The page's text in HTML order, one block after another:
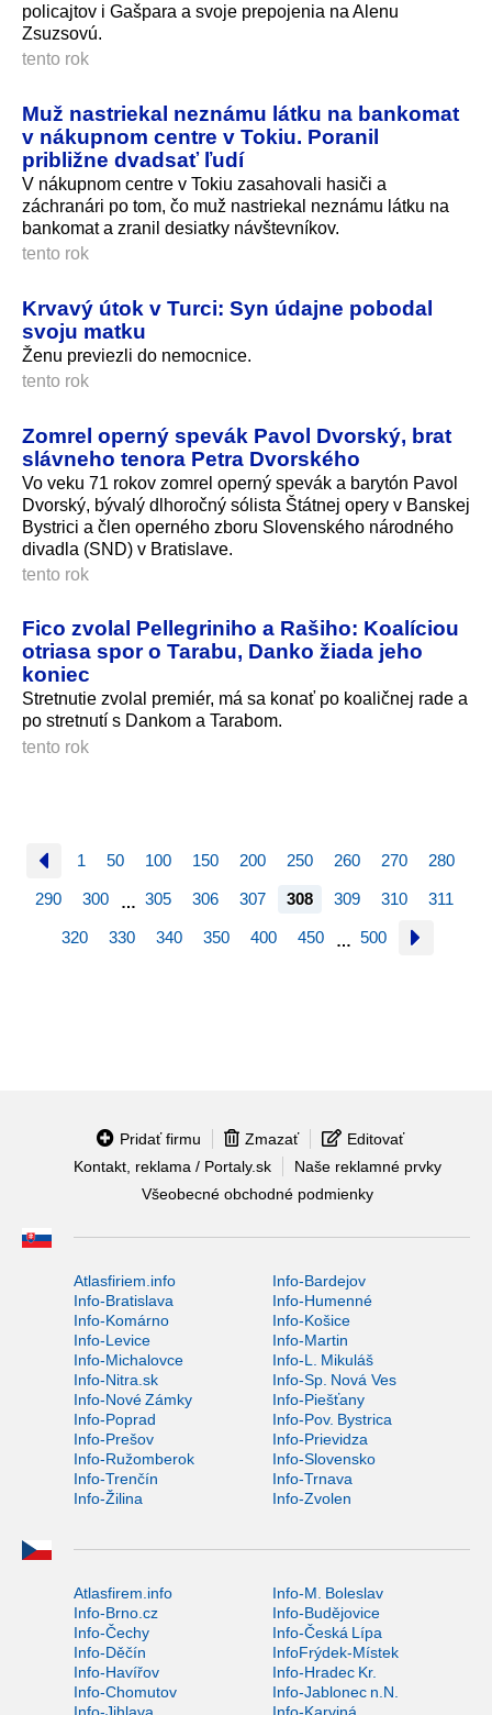
policajtov i Gašpara a svoje prepojenia na Alenu
Zsuzsovú.
tento rok
Muž nastriekal neznámu látku na bankomat
v nákupnom centre v Tokiu. Poranil
približne dvadsať ľudí
V nákupnom centre v Tokiu zasahovali hasiči a
záchranári po tom, čo muž nastriekal neznámu látku na
bankomat a zranil desiatky návštevníkov.
tento rok
Krvavý útok v Turci: Syn údajne pobodal
svoju matku
Ženu previezli do nemocnice.
tento rok
Zomrel operný spevák Pavol Dvorský, brat
slávneho tenora Petra Dvorského
Vo veku 71 rokov zomrel operný spevák a barytón Pavol
Dvorský, bývalý dlhoročný sólista Štátnej opery v Banskej
Bystrici a člen operného zboru Slovenského národného
divadla (SND) v Bratislave.
tento rok
Fico zvolal Pellegriniho a Rašiho: Koalíciou
otriasa spor o Tarabu, Danko žiada jeho
koniec
Stretnutie zvolal premiér, má sa konať po koaličnej rade a
po stretnutí s Dankom a Tarabom.
tento rok
1 50 100 150 200 250 260 270 280
290 300 … 305 306 307 308 309 310 311
320 330 340 350 400 450 … 500
Pridať firmu Zmazať
Editovať
Kontakt, reklama / Portaly.sk
Naše reklamné prvky
Všeobecné obchodné podmienky
Atlasfiriem.info
Info-Bardejov
Info-Bratislava
Info-Humenné
Info-Komárno
Info-Košice
Info-Levice
Info-Martin
Info-Michalovce
Info-L. Mikuláš
Info-Nitra.sk
Info-Sp. Nová Ves
Info-Nové Zámky
Info-Piešťany
Info-Poprad
Info-Pov. Bystrica
Info-Prešov
Info-Prievidza
Info-Ružomberok
Info-Slovensko
Info-Trenčín
Info-Trnava
Info-Žilina
Info-Zvolen
Atlasfirem.info
Info-M. Boleslav
Info-Brno.cz
Info-Budějovice
Info-Čechy
Info-Česká Lípa
Info-Děčín
InfoFrýdek-Místek
Info-Havířov
Info-Hradec Kr.
Info-Chomutov
Info-Jablonec n.N.
Info-Jihlava
Info-Karviná